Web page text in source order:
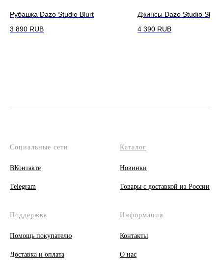
Рубашка Dazo Studio Blurt
3 890 RUB
Джинсы Dazo Studio
4 390 RUB
Социальные сети
ВКонтакте
Telegram
Каталог
Новинки
Товары с доставкой из России
Поддержка
Помощь покупателю
Доставка и оплата
Информация
Контакты
О нас